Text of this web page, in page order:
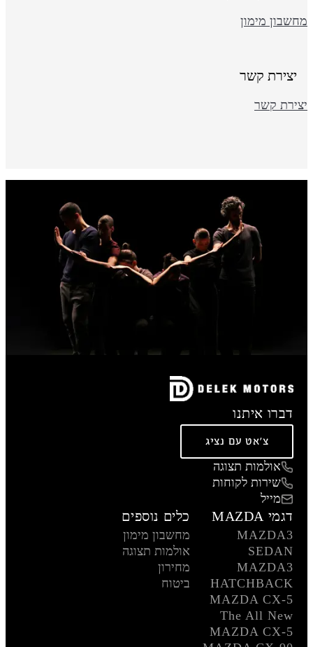
מימון
יצירת קשר
קשר
דברו איתנו
צ'אט עם נציג
אולמות תצוגה
שירות לקוחות
מייל
דגמי MAZDA
MAZDA3
SEDAN
MAZDA3
HATCHBACK
MAZDA CX-5
The All New
MAZDA CX-5
כלים נוספים
מחשבון מימון
אולמות תצוגה
מחירון
ביטוח